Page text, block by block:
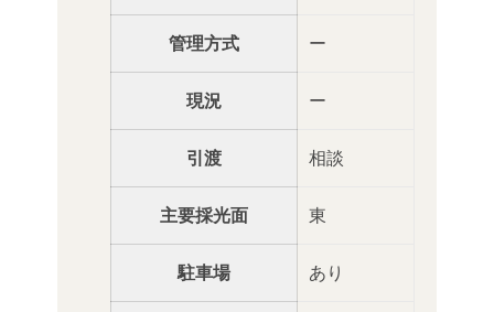
管理方式 ー
現況 ー
引渡 相談
主要採光面 東
駐車場 あり